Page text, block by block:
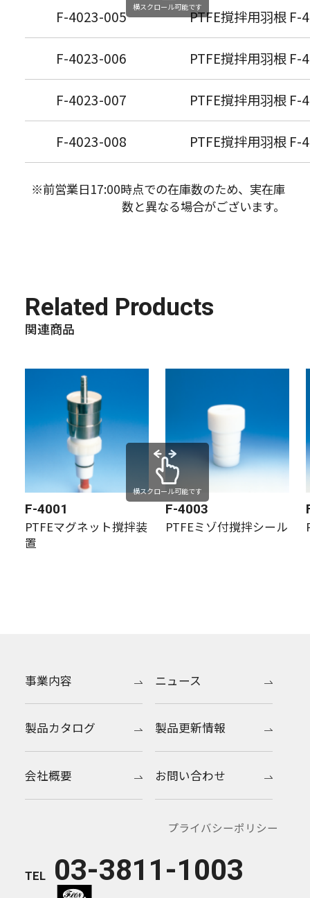
F-4023-005 PTFE撹拌用羽根
F-4023-006 PTFE撹拌用羽根
F-4023-007 PTFE撹拌用羽根
F-4023-008 PTFE撹拌用羽根
横スクロール可能です
※前営業日17:00時点での在庫数のため、実在庫
数と異なる場合がございます。
Related Products
関連商品
F-4001
PTFEマグネット撹拌装
置
F-4003
PTFEミゾ付撹拌シール
横スクロール可能です
TEL 03-3811-1003
事業内容
製品カタログ
会社概要
ニュース
製品更新情報
お問い合わせ
プライバシーポリシー